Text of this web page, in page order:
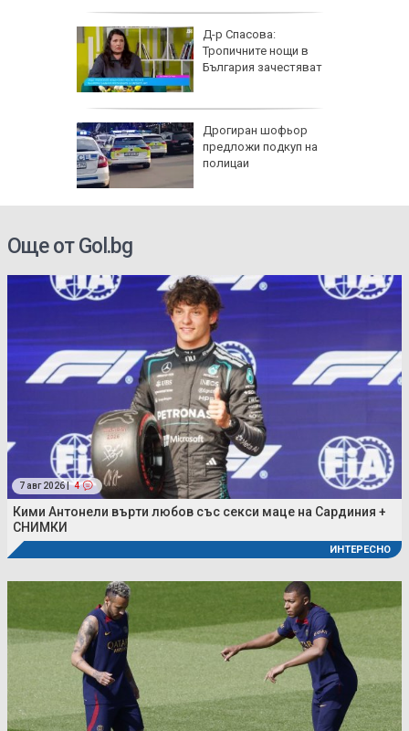
Д-р Спасова:
Тропичните нощи в
България зачестяват
Дрогиран шофьор
предложи подкуп на
полицаи
Още от Gol.bg
7 авг 2026 | 4
Кими Антонели върти любов със секси маце на Сардиния +
СНИМКИ
ИНТЕРЕСНО